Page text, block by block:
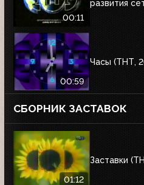
00:11
развития
00:59
Часы (ТНТ,
СБОРНИК ЗАСТАВОК
01:12
Заставки